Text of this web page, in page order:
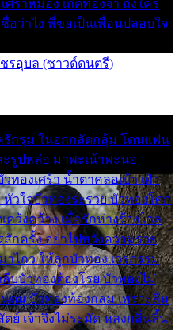
ศร้าหมอง เถิดทองจ๋า ถึงใคร
ชื่อว่าไง พี่ขอเป็นเพื่อนปลอบใจ
รอุบล (ซาวด์ดนตรี)
รักรุม ในอกกลัดกลุ้ม โดนแฟน
รูปหล่อ มาพะเน้าพะนอ
ทองเศร้า น้ำตาคลอเบ้า เฝ้า
วใจบัวทองระรวย บัวทองโศก
คว้งคว้าง เมื่อรักห่างร้างไกล
กครั้ง อย่าไปหวังความรวย
าไกว ให้ลูกบัวทอง เวรกรรม
บบัวทองต้องโรย บัวทองไม่
ตม บัวทองท้องกลม เพราะลืม
ย์ เจ้าจึงไม่ระมัด หลงกลิ่นลิ้น